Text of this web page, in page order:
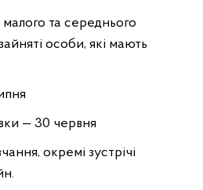
та середнього
особи, які мають
— 30 червня
окремі зустрічі